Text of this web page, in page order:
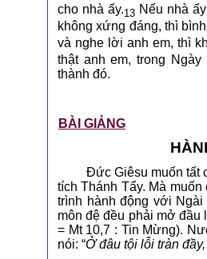
cho nhà ấy.13 Nếu nhà
không xứng đáng, thì
và nghe lời anh em, thì
thật anh em, trong
thành đó.
BÀI GIẢNG
Đức Giêsu muốn tất
tích Thánh Tẩy. Mà
trình hành động với
môn đệ đều phải mở đầu
= Mt 10,7 : Tin Mừng).
nói: “Ở đâu tội lỗi tràn